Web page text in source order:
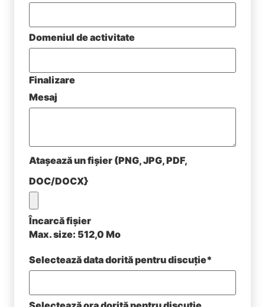
Domeniul de activitate
Finalizare
Mesaj
Atașează un fișier (PNG, JPG, PDF,
DOC/DOCX}
Încarcă fișier
Max. size: 512,0 Mo
Selectează data dorită pentru discuție*